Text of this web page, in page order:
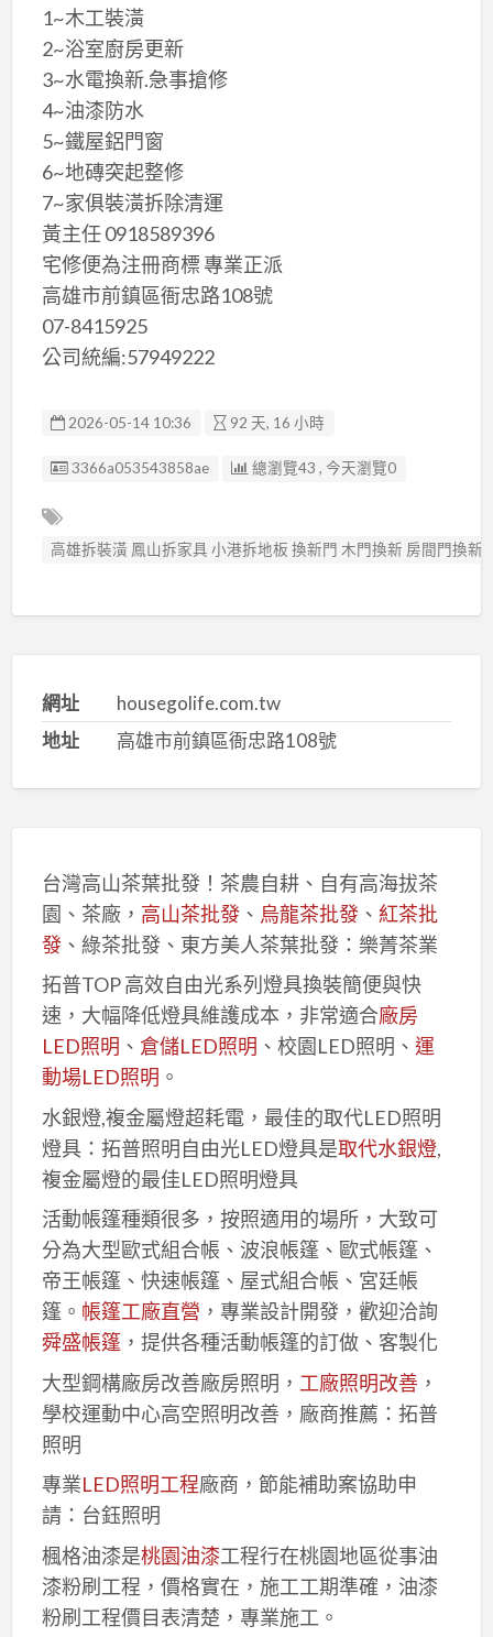
1~木工裝潢
2~浴室廚房更新
3~水電換新.急事搶修
4~油漆防水
5~鐵屋鋁門窗
6~地磚突起整修
7~家俱裝潢拆除清運
黃主任 0918589396
宅修便為注冊商標 專業正派
高雄市前鎮區衙忠路108號
07-8415925
公司統編:57949222
2026-05-14 10:36 92 天, 16 小時
廣告编號
3366a053543858ae 總瀏覽43 , 今天瀏覽0
高雄拆裝潢 鳳山拆家具 小港拆地板 換新門 木門換新 房間門換新
網址
housegolife.com.tw
地址
高雄市前鎮區衙忠路108號
台灣高山茶葉批發！茶農自耕、自有高海拔茶
園、茶廠， 高山茶批發、 烏龍茶批發、 紅茶批
發、綠茶批發、東方美人茶葉批發：樂菁茶業
拓普TOP 高效自由光系列燈具換裝簡便與快
速，大幅降低燈具維護成本，非常適合廠房
LED照明 、 倉儲LED照明 、校園LED照明、 運
動場LED照明 。
水銀燈,複金屬燈超耗電，最佳的取代LED照明
燈具：拓普照明自由光LED燈具是取代水銀燈,
複金屬燈的最佳LED照明燈具
活動帳篷種類很多，按照適用的場所，大致可
分為大型歐式組合帳、波浪帳篷、歐式帳篷、
帝王帳篷、快速帳篷、屋式組合帳、宮廷帳
篷。 帳篷工廠直營 ，專業設計開發，歡迎洽詢
舜盛帳篷，提供各種活動帳篷的訂做、客製化
大型鋼構廠房改善廠房照明， 工廠照明改善，
學校運動中心高空照明改善，廠商推薦：拓普
照明
專業LED照明工程廠商，節能補助案協助申
請：台鈺照明
楓格油漆是桃園油漆工程行在桃園地區從事油
漆粉刷工程，價格實在，施工工期準確，油漆
粉刷工程價目表清楚，專業施工。